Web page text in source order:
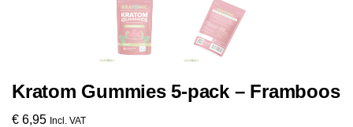
Kratom Gummies 5-pack – Framboos
€ 6,95 Incl. VAT